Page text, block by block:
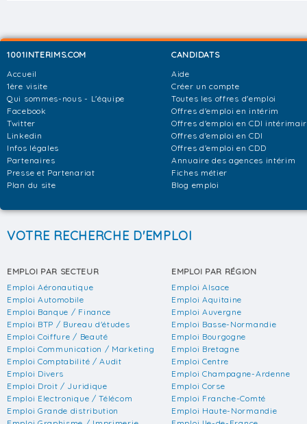
1001INTERIMS.COM
Accueil
1ère visite
Qui sommes-nous - L'équipe
Facebook
Twitter
Linkedin
Infos légales
Partenaires
Presse et Partenariat
Plan du site
CANDIDATS
Aide
Créer un compte
Toutes les offres d'emploi
Offres d'emploi en intérim
Offres d'emploi en CDI
Offres d'emploi en CDI
Offres d'emploi en CDD
Annuaire des agences intérim
Fiches métier
Blog emploi
VOTRE RECHERCHE D'EMPLOI
EMPLOI PAR SECTEUR
Emploi Aéronautique
Emploi Automobile
Emploi Banque / Finance
Emploi BTP / Bureau d'études
Emploi Coiffure / Beauté
Emploi Communication / Marketing
Emploi Comptabilité / Audit
Emploi Divers
Emploi Droit / Juridique
Emploi Electronique / Télécom
Emploi Grande distribution
EMPLOI PAR RÉGION
Emploi Alsace
Emploi Aquitaine
Emploi Auvergne
Emploi Basse-Normandie
Emploi Bourgogne
Emploi Bretagne
Emploi Centre
Emploi Champagne-Ardenne
Emploi Corse
Emploi Franche-Comté
Emploi Haute-Normandie